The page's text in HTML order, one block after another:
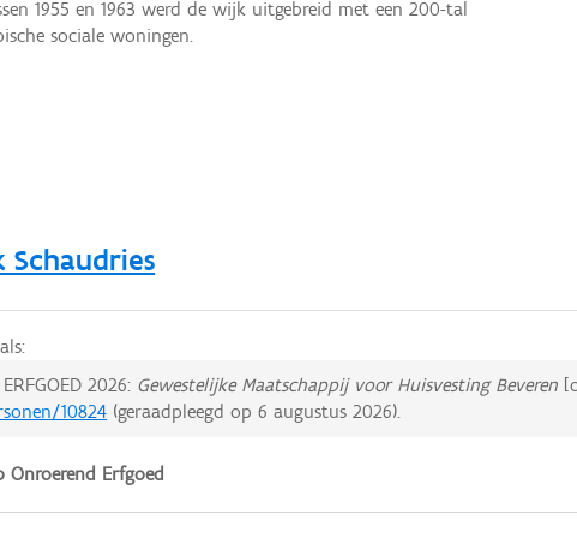
1955 en 1963 werd de wijk uitgebreid met een 200-tal
sociale woningen.
2026: Gewestelijke Maatschappij voor Huisvesting Beveren
10824 (geraadpleegd op6 augustus 2026).
Onroerend Erfgoed